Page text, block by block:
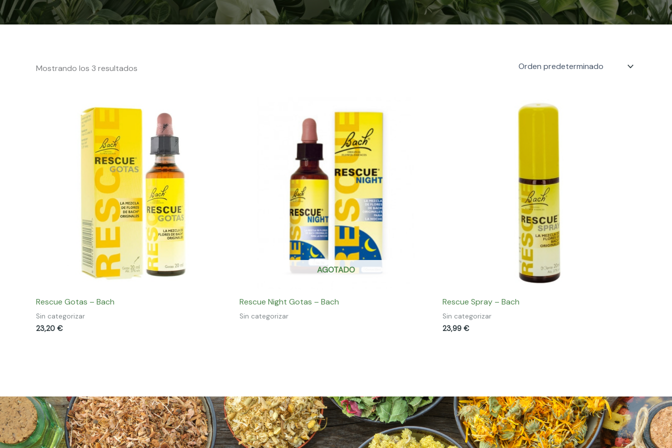
Mostrando los 3 resultados
Rescue Gotas – Bach
Sin categorizar
23,20 €
AGOTADO
Rescue Night Gotas – Bach
Sin categorizar
Rescue Spray – Bach
Sin categorizar
23,99€